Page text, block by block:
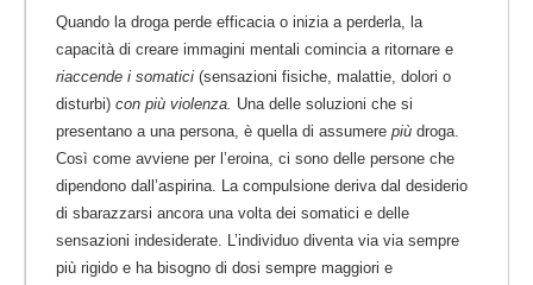
Quando la droga perde efficacia o inizia a perderla, la
capacità di creare immagini mentali comincia a ritornare e
riaccende i somatici (sensazioni fisiche, malattie, dolori o
disturbi) con più violenza. Una delle soluzioni che si
presentano a una persona, è quella di assumere più droga.
Così come avviene per l’eroina, ci sono delle persone che
dipendono dall’aspirina. La compulsione deriva dal desiderio
di sbarazzarsi ancora una volta dei somatici e delle
sensazioni indesiderate. L’individuo diventa via via sempre
più rigido e ha bisogno di dosi sempre maggiori e